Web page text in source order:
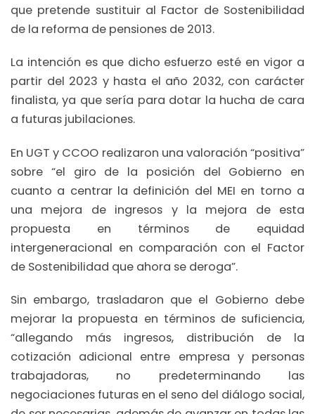
que pretende sustituir al Factor de Sostenibilidad
de la reforma de pensiones de 2013.
La intención es que dicho esfuerzo esté en vigor a
partir del 2023 y hasta el año 2032, con carácter
finalista, ya que sería para dotar la hucha de cara
a futuras jubilaciones.
En UGT y CCOO realizaron una valoración “positiva”
sobre “el giro de la posición del Gobierno en
cuanto a centrar la definición del MEI en torno a
una mejora de ingresos y la mejora de esta
propuesta en términos de equidad
intergeneracional en comparación con el Factor
de Sostenibilidad que ahora se deroga”.
Sin embargo, trasladaron que el Gobierno debe
mejorar la propuesta en términos de suficiencia,
“allegando más ingresos, distribución de la
cotización adicional entre empresa y personas
trabajadoras, no predeterminando las
negociaciones futuras en el seno del diálogo social,